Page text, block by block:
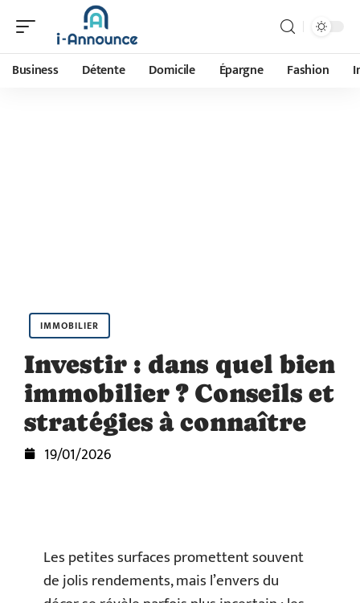
Business Détente Domicile Épargne Fashion
IMMOBILIER
Investir : dans quel bien
immobilier ? Conseils et
stratégies à connaître
19/01/2026
Les petites surfaces promettent souvent
de jolis rendements, mais l’envers du